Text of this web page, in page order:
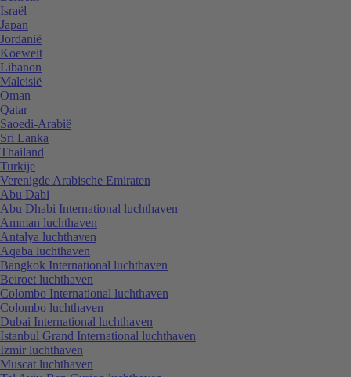
Israël
Japan
Jordanië
Koeweit
Libanon
Maleisië
Oman
Qatar
Saoedi-Arabië
Sri Lanka
Thailand
Turkije
Verenigde Arabische Emiraten
Abu Dabi
Abu Dhabi International luchthaven
Amman luchthaven
Antalya luchthaven
Aqaba luchthaven
Bangkok International luchthaven
Beiroet luchthaven
Colombo International luchthaven
Colombo luchthaven
Dubai International luchthaven
Istanbul Grand International luchthaven
Izmir luchthaven
Muscat luchthaven